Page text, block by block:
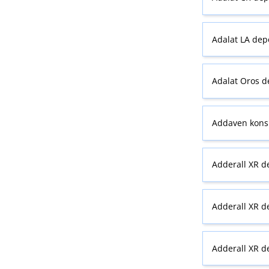
Adalat LA
Adalat Oros
Addaven
Adderall XR
Adderall XR
Adderall XR